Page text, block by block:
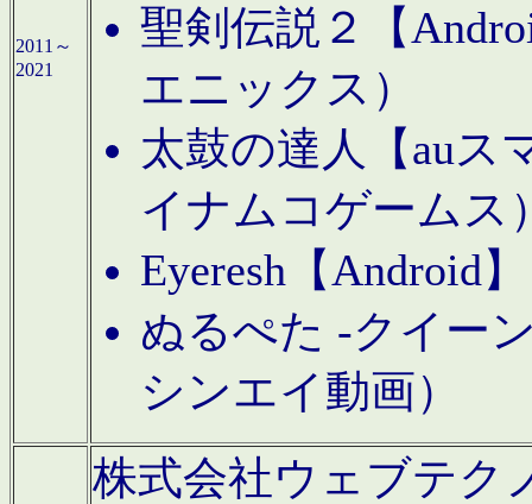
2011～
2021
聖剣伝説２【
エニックス）
太鼓の達人【auス
イナムコゲームス
Eyeresh【Android
ぬるぺた -クイー
シンエイ動画）
株式会社ウェブテク